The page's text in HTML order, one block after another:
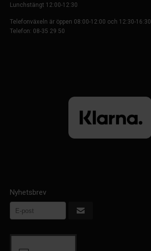
Lunchstängt 12:00-12:30
Telefonväxeln är öppen 08:00-12:00 och 12:30-16:30
Telefon: 08-35 29 50
Nyhetsbrev